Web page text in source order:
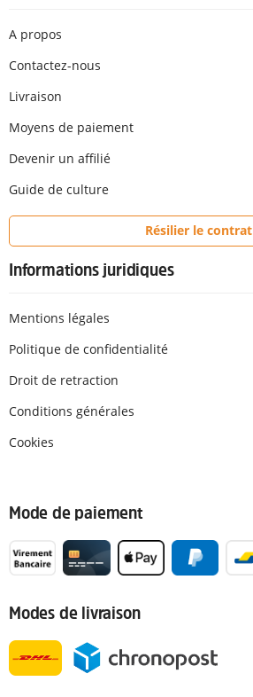
A propos
Contactez-nous
Livraison
Moyens de paiement
Devenir un affilié
Guide de culture
Résilier le contrat
Informations juridiques
Mentions légales
Politique de confidentialité
Droit de retraction
Conditions générales
Cookies
Mode de paiement
Modes de livraison